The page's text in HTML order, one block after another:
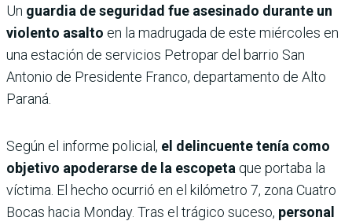
Un guardia de seguridad fue asesinado durante un
violento asalto en la madrugada de este miércoles en
una estación de servicios Petropar del barrio San
Antonio de Presidente Franco, departamento de Alto
Paraná.
Según el informe policial, el delincuente tenía como
objetivo apoderarse de la escopeta que portaba la
víctima. El hecho ocurrió en el kilómetro 7, zona Cuatro
Bocas hacia Monday. Tras el trágico suceso, personal